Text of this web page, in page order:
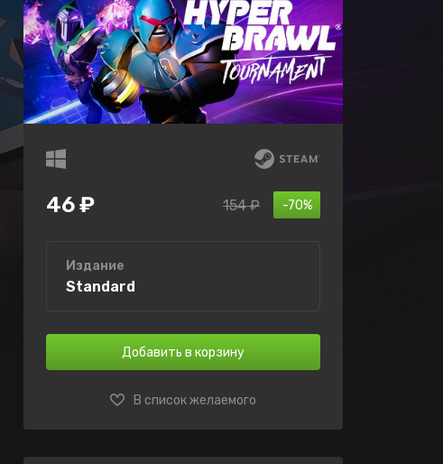
46 ₽ -70%
154 ₽
Издание
Standard
Добавить в корзину
В список желаемого